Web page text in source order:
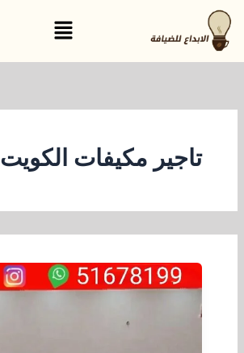
تخطي
إلى
المحتوى
القائمة
تاجير مكيفات الكويت